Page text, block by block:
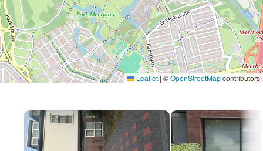
Leaflet | ©OpenStreetMapcontributors